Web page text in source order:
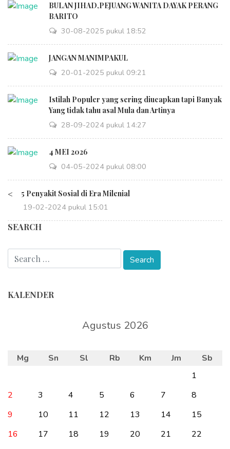
BULAN JIHAD,PEJUANG WANITA DAYAK PERANG
BARITO
30-08-2025 pukul 18:52
JANGAN MANIMPAKUL
20-01-2025 pukul 09:21
Istilah Populer yang sering diucapkan tapi Banyak
Yang tidak tahu asal Mula dan Artinya
28-09-2024 pukul 14:27
4 MEI 2026
04-05-2024 pukul 08:00
< 5 Penyakit Sosial di Era Milenial
19-02-2024 pukul 15:01
SEARCH
KALENDER
Agustus 2026
Mg Sn Sl Rb Km Jm
Sb
1
2
3 4 5 6 7
8
9
10 11 12 13 14
15
16
17 18 19 20 21
22